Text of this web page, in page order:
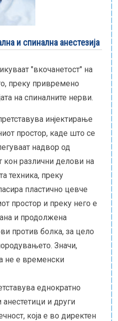
и спинална анестезија
"вкочанетост" на
преку привремено
на спиналните нерви.
инјектирање
простор, каде што се
надвор од
кон различни делови на
техника, преку
пластично цевче
простор и преку него е
и продолжена
против болка, за цело
Значи,
не е временски
еднократно
и други
која е во директен